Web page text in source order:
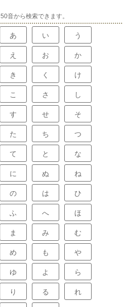
50音から検索できます。
あ い う
え お か
き く け
こ さ し
す せ そ
た ち つ
て と な
に ぬ ね
の は ひ
ふ へ ほ
ま み む
め も や
ゆ よ ら
り る れ